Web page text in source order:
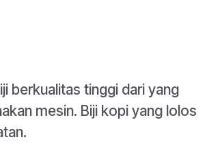
berkualitas tinggi dari yang
mesin. Biji kopi yang lolos